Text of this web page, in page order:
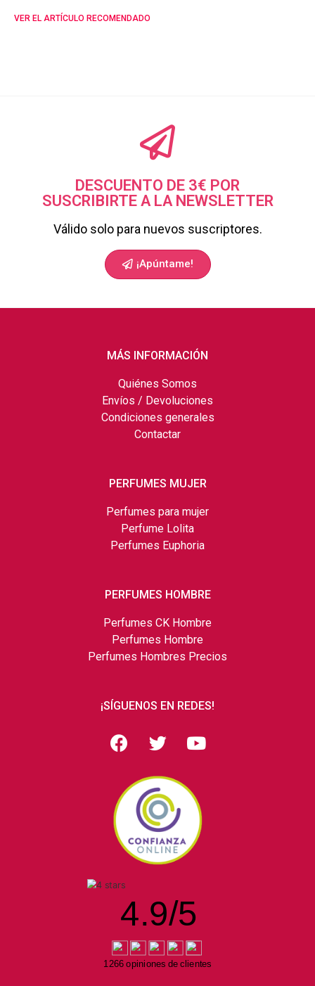
VER EL ARTÍCULO RECOMENDADO
DESCUENTO DE 3€ POR
SUSCRIBIRTE A LA NEWSLETTER
Válido solo para nuevos suscriptores.
¡Apúntame!
MÁS INFORMACIÓN
Quiénes Somos
Envíos / Devoluciones
Condiciones generales
Contactar
PERFUMES MUJER
Perfumes para mujer
Perfume Lolita
Perfumes Euphoria
PERFUMES HOMBRE
Perfumes CK Hombre
Perfumes Hombre
Perfumes Hombres Precios
¡SÍGUENOS EN REDES!
4.9/5
1266 opiniones de clientes